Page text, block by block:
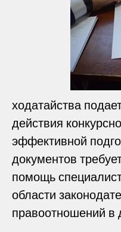
ходатайства
действия
эффективной
документов
помощь
области
правоотношений в